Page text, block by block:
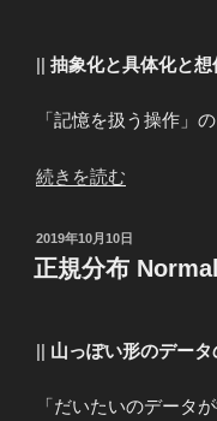
の
|| 抽象化と具体化と想
「記憶を扱う操作」
“思
Thinking”
の
続きを読む
投
稿
日:
2019年10月10日
正規分布
|| 山っぽい形のデータ
「だいたいのデータ